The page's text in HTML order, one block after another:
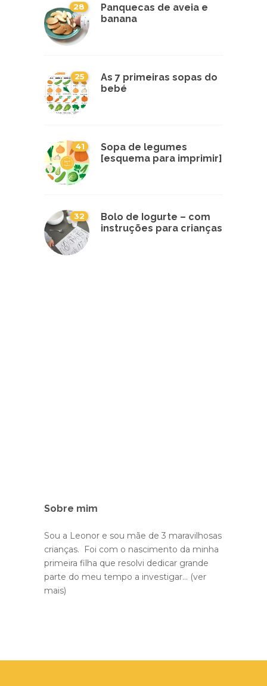
28
Panquecas de aveia e
banana
25
As 7 primeiras sopas do
bebé
41
Sopa de legumes
[esquema para imprimir]
32
Bolo de Iogurte – com
instruções para crianças
Sobre mim
Sou a Leonor e sou mãe de 3 maravilhosas
crianças. Foi com o nascimento da minha
primeira filha que resolvi dedicar grande
parte do meu tempo a investigar... (ver
mais)